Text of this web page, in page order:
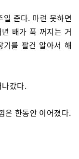
준다. 마련 못하면
배가 푹 꺼지는 거
를 팔건 알아서 해
갔다.
은 한동안 이어졌다.